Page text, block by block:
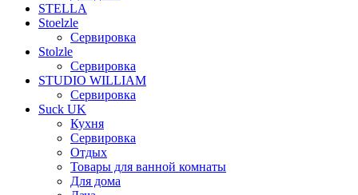
STELLA
Stoelzle
Сервировка
Stolzle
Сервировка
STUDIO WILLIAM
Сервировка
Suck UK
Кухня
Сервировка
Отдых
Товары для ванной комнаты
Для дома